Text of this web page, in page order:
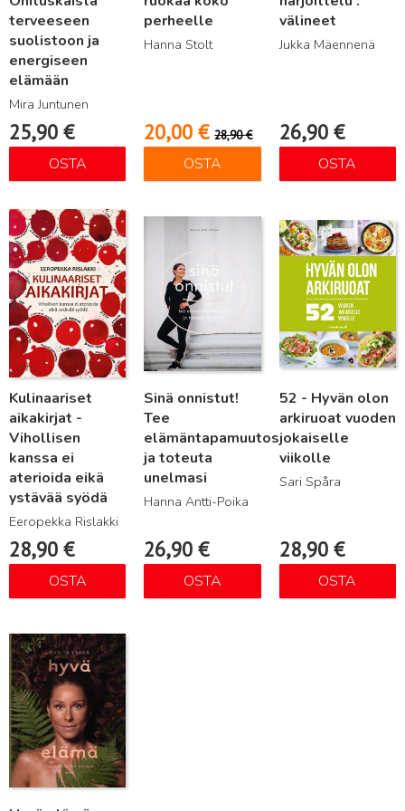
terveeseen
suolistoon ja
energiseen
elämään
Mira Juntunen
25,90 €
OSTA
perheelle
Hanna Stolt
20,00€ 28,90€
OSTA
välineet
Jukka Mäennenä
26,90 €
OSTA
Kulinaariset
aikakirjat -
Vihollisen
kanssa ei
aterioida eikä
ystävää syödä
Eeropekka Rislakki
28,90 €
OSTA
Lue lisää
Sinä onnistut!
Tee
elämäntapamuutos
ja toteuta
unelmasi
Hanna Antti-Poika
26,90€
OSTA
Lue lisää
52 - Hyvän olon
arkiruoat vuoden
jokaiselle
viikolle
Sari Spåra
28,90 €
OSTA
Lue lisää
Lue lisää